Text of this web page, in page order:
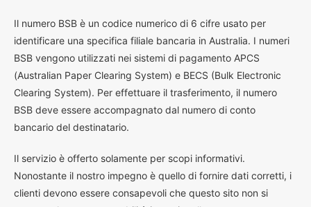
Il numero BSB è un codice numerico di 6 cifre usato per
identificare una specifica filiale bancaria in Australia. I numeri
BSB vengono utilizzati nei sistemi di pagamento APCS
(Australian Paper Clearing System) e BECS (Bulk Electronic
Clearing System). Per effettuare il trasferimento, il numero
BSB deve essere accompagnato dal numero di conto
bancario del destinatario.
Il servizio è offerto solamente per scopi informativi.
Nonostante il nostro impegno è quello di fornire dati corretti, i
clienti devono essere consapevoli che questo sito non si